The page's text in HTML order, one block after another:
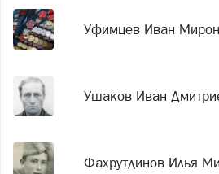
Уфимцев Иван
Ушаков Иван
Фахрутдинов Илья